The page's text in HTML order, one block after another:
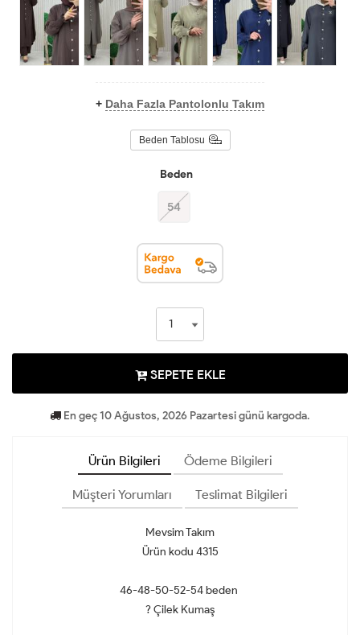
+ Daha Fazla Pantolonlu Takım
Beden Tablosu
Beden
54
SEPETE EKLE
En geç 10 Ağustos, 2026 Pazartesi günü kargoda.
Ürün Bilgileri Ödeme Bilgileri
Müşteri Yorumları Teslimat Bilgileri
Mevsim Takım
Ürün kodu 4315
46-48-50-52-54 beden
? Çilek Kumaş